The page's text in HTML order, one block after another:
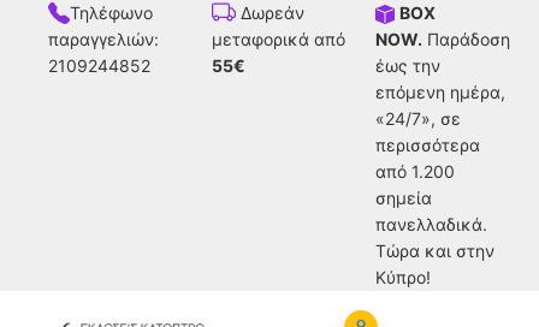
Τηλέφωνο
παραγγελιών:
2109244852
Δωρεάν
μεταφορικά από
55€
BOX
NOW. Παράδοση
έως την
επόμενη ημέρα,
«24/7», σε
περισσότερα
από 1.200
σημεία
πανελλαδικά.
Tώρα και στην
Κύπρο!